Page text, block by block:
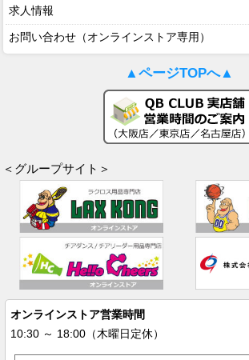
求人情報
お問い合わせ（オンラインストア専用）
▲ページTOPへ▲
＜グループサイト＞
オンラインストア営業時間
10:30 ～ 18:00（木曜日定休）